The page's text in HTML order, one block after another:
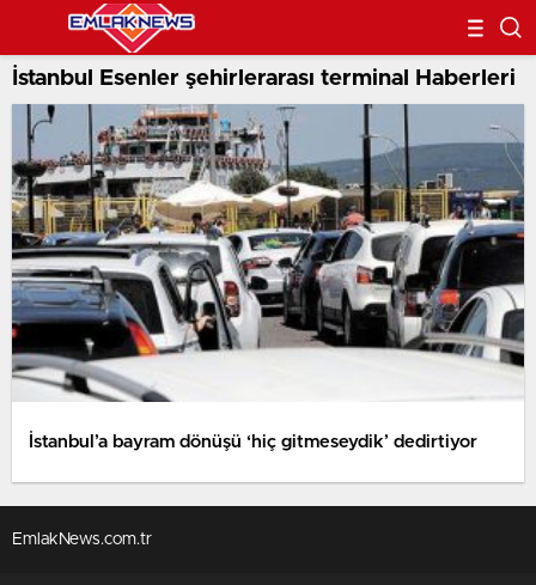
İstanbul Esenler şehirlerarası terminal Haberleri
İstanbul’a bayram dönüşü ‘hiç gitmeseydik’ dedirtiyor
EmlakNews.com.tr